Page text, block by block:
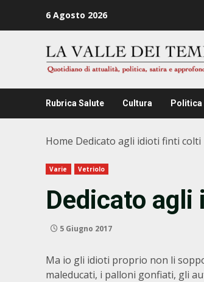
6 Agosto 2026
Rubrica Salute Cultura Politica
Home Dedicato agli idioti finti colti
Varie Vetriolo
Dedicato
5 Giugno 2017
Ma io gli idioti proprio non li
maleducati, i palloni gonfiati, gli